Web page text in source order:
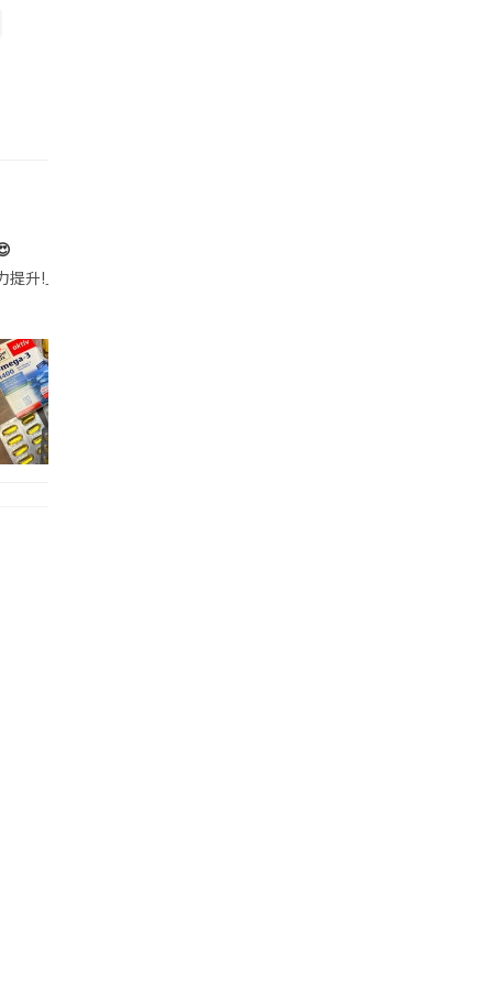
帶的行動電源機身已標示「10000mAh」，卻仍被要求當場丟
提升!｣ 長時間對住電腦､剪片寫稿,成日覺得眼睛乾澀､腦袋好似｢斷